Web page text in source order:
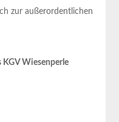
zur außerordentlichen
KGV Wiesenperle